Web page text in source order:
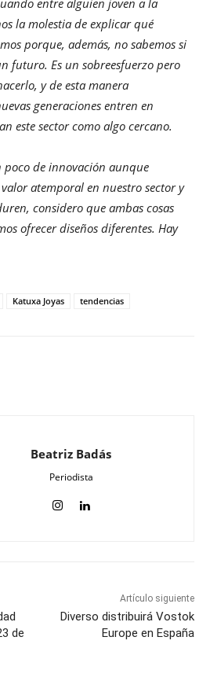
entre alguien joven a la
la molestia de explicar qué
porque, además, no sabemos si
futuro. Es un sobreesfuerzo pero
y de esta manera
generaciones entren en
este sector como algo cercano.
poco de innovación aunque
atemporal en nuestro sector y
considero que ambas cosas
ofrecer diseños diferentes. Hay
Katuxa Joyas tendencias
Beatriz Badás
Periodista
de
Artículo siguiente
Diverso distribuirá Vostok
Europe en España